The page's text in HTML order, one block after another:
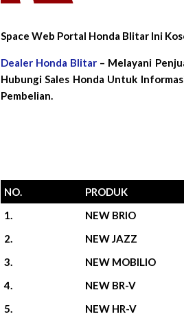
Space Web Portal Honda Blitar Ini
Dealer Honda Blitar– Melayani
Hubungi Sales Honda Untuk
Pembelian.
NO. PRODUK
1.
NEW BRIO
2.
NEW JAZZ
3.
NEW MOBILIO
4.
NEW BR-V
5.
NEW HR-V